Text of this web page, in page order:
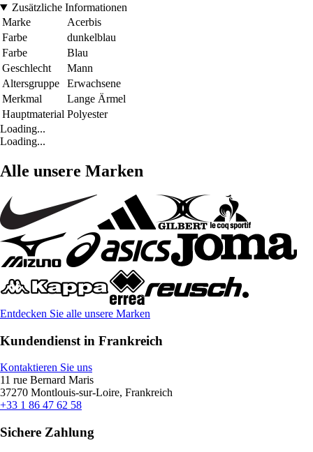
Zusätzliche Informationen
Marke
Acerbis
Farbe
dunkelblau
Farbe
Blau
Geschlecht
Mann
Altersgruppe
Erwachsene
Merkmal
Lange Ärmel
Hauptmaterial Polyester
Loading...
Loading...
Alle unsere Marken
Entdecken Sie alle unsere Marken
Kundendienst in Frankreich
Kontaktieren Sie uns
11 rue Bernard Maris
37270 Montlouis-sur-Loire, Frankreich
+33 1 86 47 62 58
Sichere Zahlung